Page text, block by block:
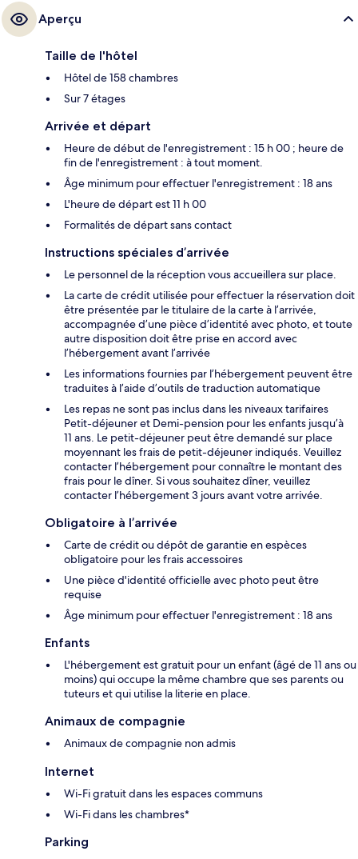
Aperçu
Taille de l'hôtel
Hôtel de 158 chambres
Sur 7 étages
Arrivée et départ
Heure de début de l'enregistrement : 15 h 00 ; heure de
fin de l'enregistrement : à tout moment.
Âge minimum pour effectuer l'enregistrement : 18 ans
L'heure de départ est 11 h 00
Formalités de départ sans contact
Instructions spéciales d’arrivée
Le personnel de la réception vous accueillera sur place.
La carte de crédit utilisée pour effectuer la réservation doit
être présentée par le titulaire de la carte à l’arrivée,
accompagnée d’une pièce d’identité avec photo, et toute
autre disposition doit être prise en accord avec
l’hébergement avant l’arrivée
Les informations fournies par l’hébergement peuvent être
traduites à l’aide d’outils de traduction automatique
Les repas ne sont pas inclus dans les niveaux tarifaires
Petit-déjeuner et Demi-pension pour les enfants jusqu’à
11 ans. Le petit-déjeuner peut être demandé sur place
moyennant les frais de petit-déjeuner indiqués. Veuillez
contacter l’hébergement pour connaître le montant des
frais pour le dîner. Si vous souhaitez dîner, veuillez
contacter l’hébergement 3 jours avant votre arrivée.
Obligatoire à l’arrivée
Carte de crédit ou dépôt de garantie en espèces
obligatoire pour les frais accessoires
Une pièce d'identité officielle avec photo peut être
requise
Âge minimum pour effectuer l'enregistrement : 18 ans
Enfants
L'hébergement est gratuit pour un enfant (âgé de 11 ans ou
moins) qui occupe la même chambre que ses parents ou
tuteurs et qui utilise la literie en place.
Animaux de compagnie
Animaux de compagnie non admis
Internet
Wi-Fi gratuit dans les espaces communs
Wi-Fi dans les chambres*
Parking